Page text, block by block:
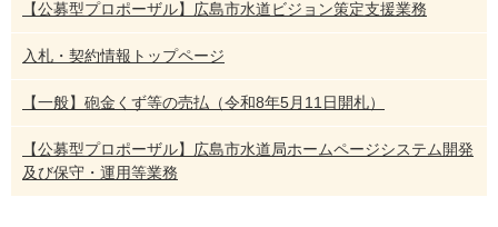
【公募型プロポーザル】広島市水道ビジョン策定支援業務
入札・契約情報トップページ
【一般】砲金くず等の売払（令和8年5月11日開札）
【公募型プロポーザル】広島市水道局ホームページシステム開発
及び保守・運用等業務